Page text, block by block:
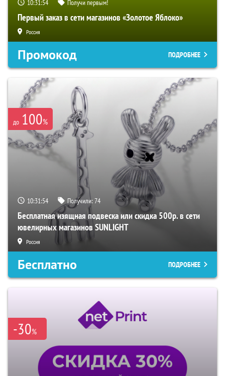
10:31:53 Получи первым!
Первый заказ в сети магазинов «Золотое Яблоко»
Россия
Промокод ПОДРОБНЕЕ
до 100%
10:31:53 Получили:74
Бесплатная изящная подвеска или скидка 500р. в сети
ювелирных магазинов SUNLIGHT
Россия
Бесплатно ПОДРОБНЕЕ
-30%